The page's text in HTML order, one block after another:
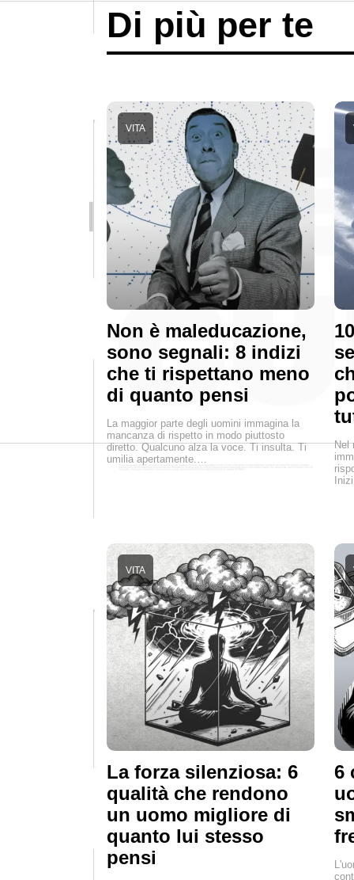
Di più per te
Non è maleducazione,
sono segnali: 8 indizi
che ti rispettano meno
di quanto pensi
VITA
La maggior parte degli uomini immagina la
mancanza di rispetto in modo piuttosto
diretto. Qualcuno alza la voce. Ti insulta. Ti
umilia apertamente.…
Nel
La forza silenziosa: 6
qualità che rendono
un uomo migliore di
quanto lui stesso
pensi
VITA
6